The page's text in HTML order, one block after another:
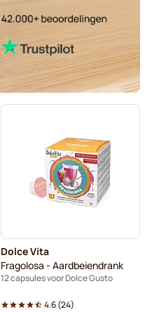
Dolce Vita
Fragolosa - Aardbeiendrank
12 capsules voor Dolce Gusto
4.6(24)